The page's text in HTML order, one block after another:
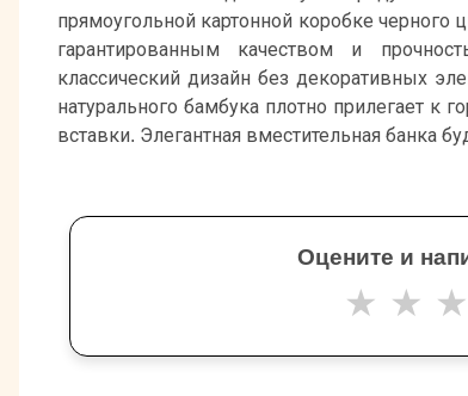
прямоугольной картонной коробке черного
гарантированным качеством и
классический дизайн без декоративных
натурального бамбука плотно прилегает к
вставки. Элегантная вместительная банка
Оцените и
★ ★ ★